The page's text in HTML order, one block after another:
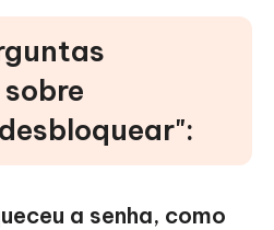
a senha, como